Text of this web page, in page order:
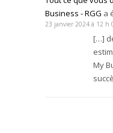
Business - RGG a
23 janvier 2024 à 12 h
[…]
My